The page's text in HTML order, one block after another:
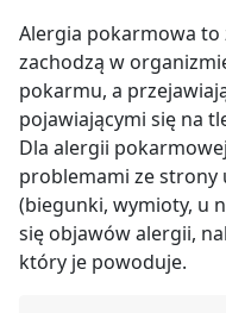
Alergia pokarmowa to
zachodzą w
pokarmu, a
pojawiającymi się na
Dla alergii
problemami ze strony
(biegunki, wymioty, u
się objawów alergii,
który je powoduje.